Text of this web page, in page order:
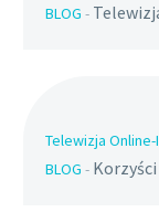
BLOG -
Telewizja
BLOG -